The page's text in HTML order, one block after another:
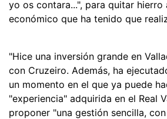
yo os contara...", para quitar hierro
económico que ha tenido que
"Hice una inversión grande en
con Cruzeiro. Además, ha
un momento en el que ya puede
"experiencia" adquirida en el Real
proponer "una gestión sencilla,